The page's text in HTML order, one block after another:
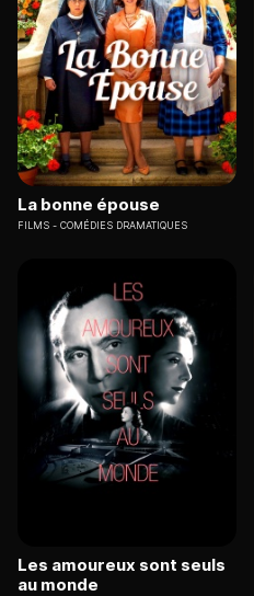
La bonne épouse
FILMS COMÉDIES DRAMATIQUES
Les amoureux sont seuls
au monde